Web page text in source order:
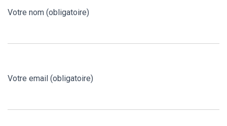
Votre nom (obligatoire)
Votre email (obligatoire)